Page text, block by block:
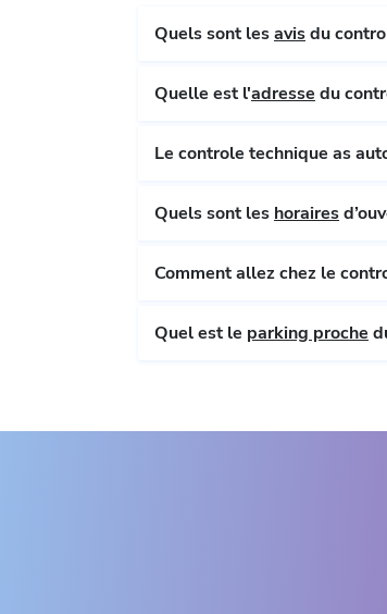
Quels sont lesavisdu
Quelle est l'adresse du
Quels sont les horaires
Comment allez chez le
Quel est le parking proche